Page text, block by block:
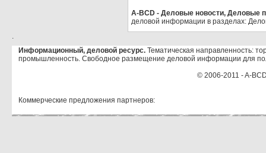
A-BCD - Деловые новости, Деловые
деловой информации в разделах:
.
Информационный, деловой ресурс. Тематическая направленность:
промышленность. Свободное размещение деловой информации для
© 2006-2011 - A-
Коммерческие предложения партнеров: